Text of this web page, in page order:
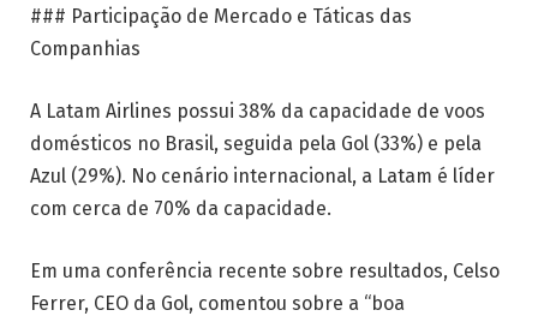
### Participação de Mercado e Táticas das
Companhias
A Latam Airlines possui 38% da capacidade de voos
domésticos no Brasil, seguida pela Gol (33%) e pela
Azul (29%). No cenário internacional, a Latam é líder
com cerca de 70% da capacidade.
Em uma conferência recente sobre resultados, Celso
Ferrer, CEO da Gol, comentou sobre a “boa